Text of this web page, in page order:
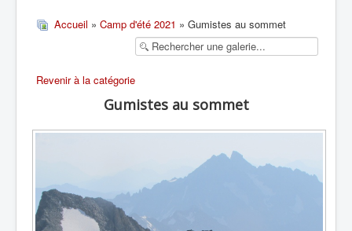
RANDONNÉE SPORTIVE
Accueil » Camp d'été 2021 » Gumistes au sommet
Revenir à la catégorie
Gumistes au sommet